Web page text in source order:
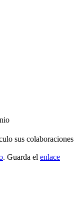
sus colaboraciones
. Guarda el enlace